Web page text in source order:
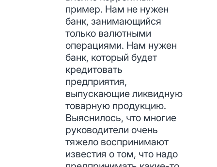
пример. Нам не нужен
банк, занимающийся
только валютными
операциями. Нам нужен
банк, который будет
кредитовать
предприятия,
выпускающие ликвидную
товарную продукцию.
Выяснилось, что многие
руководители очень
тяжело воспринимают
известия о том, что надо